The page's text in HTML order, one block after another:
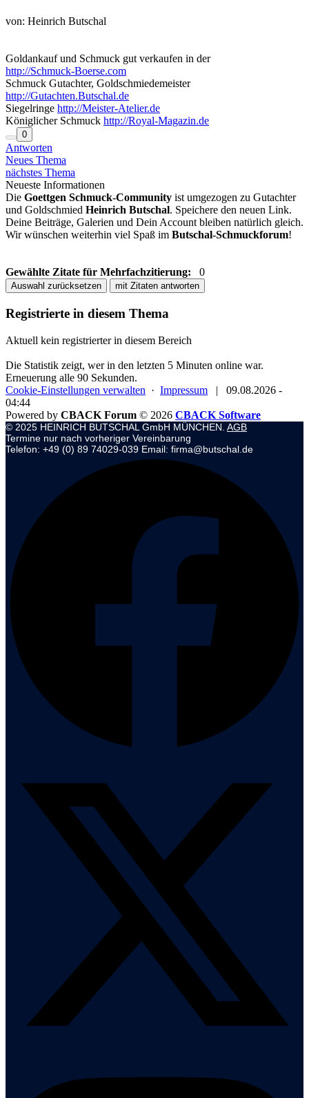
von: Heinrich Butschal
Goldankauf und Schmuck gut verkaufen in der
http://Schmuck-Boerse.com
Schmuck Gutachter, Goldschmiedemeister
http://Gutachten.Butschal.de
Siegelringe http://Meister-Atelier.de
Königlicher Schmuck http://Royal-Magazin.de
0
Antworten
Neues Thema
nächstes Thema
Neueste Informationen
Die Goettgen Schmuck-Community ist umgezogen zu Gutachter
und Goldschmied Heinrich Butschal. Speichere den neuen Link.
Deine Beiträge, Galerien und Dein Account bleiben natürlich gleich.
Wir wünschen weiterhin viel Spaß im Butschal-Schmuckforum!
Gewählte Zitate für Mehrfachzitierung: 0
Auswahl zurücksetzen mit Zitaten antworten
Registrierte in diesem Thema
Aktuell kein registrierter in diesem Bereich
Die Statistik zeigt, wer in den letzten 5 Minuten online war.
Erneuerung alle 90 Sekunden.
Cookie-Einstellungen verwalten · Impressum |
09.08.2026 -
04:44
Powered by CBACK Forum © 2026 CBACK Software
© 2025 HEINRICH BUTSCHAL GmbH MÜNCHEN. AGB
Termine nur nach vorheriger Vereinbarung
Telefon: +49 (0) 89 74029-039 Email: firma@butschal.de